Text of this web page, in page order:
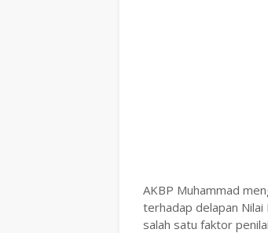
AKBP Muhammad
terhadap delapan Nilai
salah satu faktor